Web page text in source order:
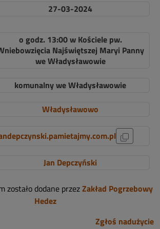
27-03-2024
o godz. 13:00 w Kościele pw.
Najświętszej Maryi Panny
we Władysławowie
komunalny we Władysławowie
Władysławowo
Jan Depczyński
zostało dodane przezZakład Pogrzebowy
Hedez
Zgłoś nadużycie